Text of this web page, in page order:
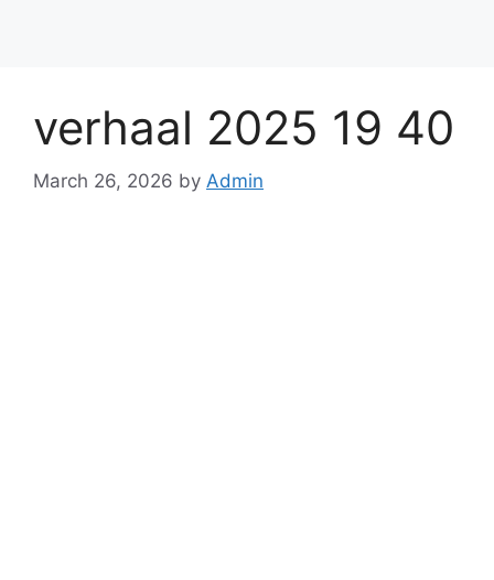
verhaal 2025 19 40
March 26, 2026 by Admin